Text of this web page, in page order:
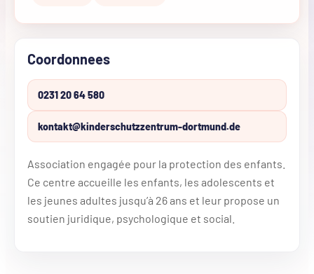
Coordonnees
0231 20 64 580
kontakt@kinderschutzzentrum-dortmund.de
Association engagée pour la protection des enfants.
Ce centre accueille les enfants, les adolescents et
les jeunes adultes jusqu’à 26 ans et leur propose un
soutien juridique, psychologique et social.